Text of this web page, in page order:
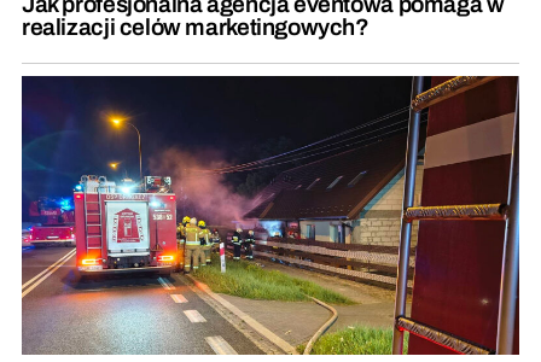
realizacji celów marketingowych?